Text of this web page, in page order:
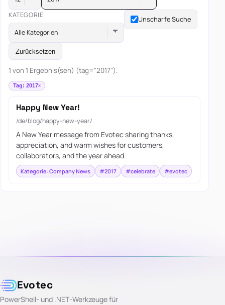
KATEGORIE
Alle Kategorien
Unscharfe Suche
Zurücksetzen
1 von 1 Ergebnis(sen) (tag="2017").
Tag: 2017
Happy New Year!
/de/blog/happy-new-year/
A New Year message from Evotec sharing thanks,
appreciation, and warm wishes for customers,
collaborators, and the year ahead.
Kategorie: Company News #2017 #celebrate #evotec
Evotec
PowerShell- und .NET-Werkzeuge für